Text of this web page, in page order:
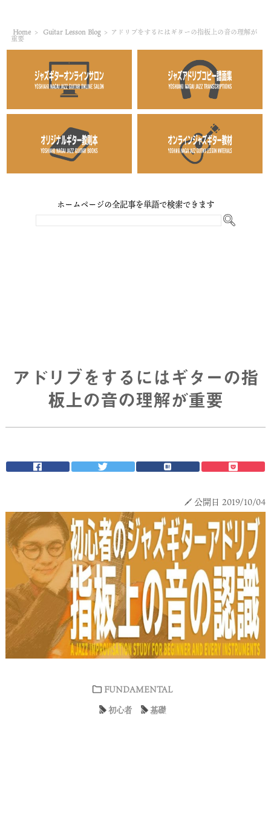
Home > Guitar Lesson Blog > アドリブをするにはギターの指板上の音の理解が
重要
ホームページの全記事を単語で検索できます
アドリブをするにはギターの指
板上の音の理解が重要
公開日 2019/10/04
FUNDAMENTAL
初心者
基礎